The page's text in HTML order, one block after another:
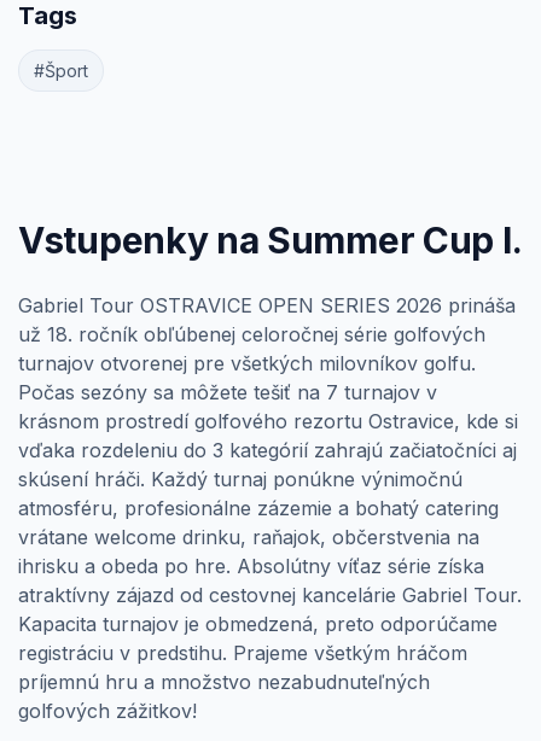
Tags
#Šport
Vstupenky na Summer Cup I.
Gabriel Tour OSTRAVICE OPEN SERIES 2026 prináša
už 18. ročník obľúbenej celoročnej série golfových
turnajov otvorenej pre všetkých milovníkov golfu.
Počas sezóny sa môžete tešiť na 7 turnajov v
krásnom prostredí golfového rezortu Ostravice, kde si
vďaka rozdeleniu do 3 kategórií zahrajú začiatočníci aj
skúsení hráči. Každý turnaj ponúkne výnimočnú
atmosféru, profesionálne zázemie a bohatý catering
vrátane welcome drinku, raňajok, občerstvenia na
ihrisku a obeda po hre. Absolútny víťaz série získa
atraktívny zájazd od cestovnej kancelárie Gabriel Tour.
Kapacita turnajov je obmedzená, preto odporúčame
registráciu v predstihu. Prajeme všetkým hráčom
príjemnú hru a množstvo nezabudnuteľných
golfových zážitkov!